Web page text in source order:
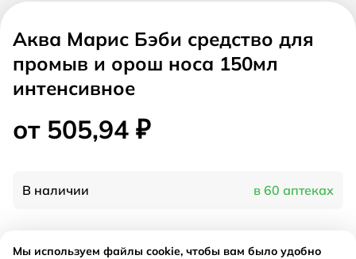
Аква Марис Бэби средство для
промыв и орош носа 150мл
интенсивное
от 505,94 ₽
В наличии в 60 аптеках
Характеристики
Мы используем файлы cookie, чтобы вам было удобно